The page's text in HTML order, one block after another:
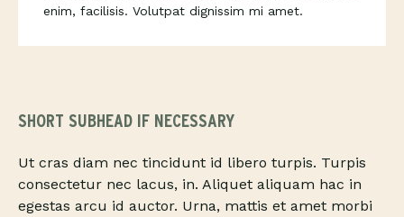
enim, facilisis. Volutpat dignissim mi amet.
SHORT SUBHEAD IF NECESSARY
Ut cras diam nec tincidunt id libero turpis. Turpis
consectetur nec lacus, in. Aliquet aliquam hac in
egestas arcu id auctor. Urna, mattis et amet morbi